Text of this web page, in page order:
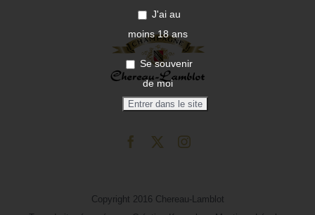
Copyright 2016 Chereau-Lamblot
J'ai au
moins 18 ans
Se souvenir
de moi